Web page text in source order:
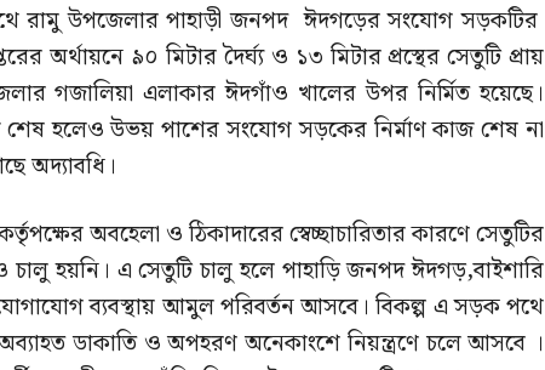
রামু উপজেলার পাহাড়ী জনপদ ঈদগড়ের সংযোগ সড়কটির
অর্থায়নে ৯০ মিটার দৈর্ঘ্য ও ১৩ মিটার প্রস্থের সেতুটি প্রায়
গজালিয়া এলাকার ঈদগাঁও খালের উপর নির্মিত হয়েছে।
শেষ হলেও উভয় পাশের সংযোগ সড়কের নির্মাণ কাজ শেষ না
অদ্যাবধি।
অবহেলা ও ঠিকাদারের স্বেচ্ছাচারিতার কারণে সেতুটির
হয়নি। এ সেতুটি চালু হলে পাহাড়ি জনপদ ঈদগড়,বাইশারি
ব্যবস্থায় আমুল পরিবর্তন আসবে। বিকল্প এ সড়ক পথে
ডাকাতি ও অপহরণ অনেকাংশে নিয়ন্ত্রণে চলে আসবে ।